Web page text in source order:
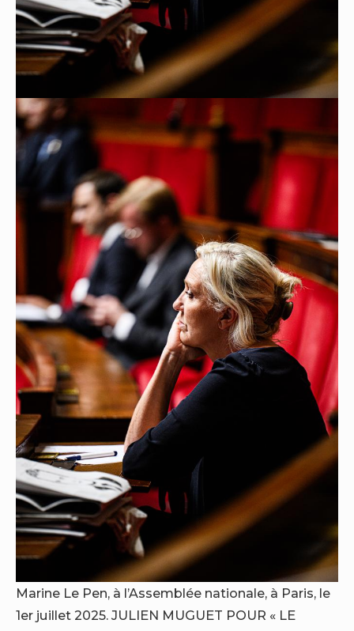
Marine Le Pen, à l’Assemblée nationale, à Paris, le
1er juillet 2025. JULIEN MUGUET POUR « LE